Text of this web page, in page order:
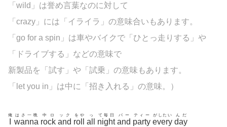
「wild」は誉め言葉なのに対して
「crazy」には「イライラ」の意味合いもあります。
「go for a spin」は車やバイクで「ひとっ走りする」や
「ドライブする」などの意味で
新製品を「試す」や「試乗」の意味もあります。
「let you in」は中に「招き入れる」の意味。）
俺
wanna
はさ一晩
rock
中ロ
and
ック
roll
をや
all
っ
night
て毎日
and
パー
party
ティー
every
がしたい
day
んだ